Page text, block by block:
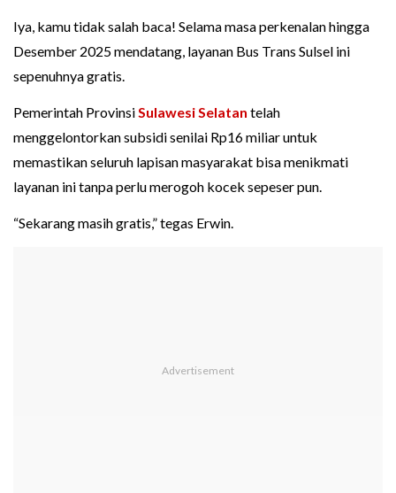
Iya, kamu tidak salah baca! Selama masa perkenalan hingga
Desember 2025 mendatang, layanan Bus Trans Sulsel ini
sepenuhnya gratis.
Pemerintah ProvinsiSulawesi Selatan telah
menggelontorkan subsidi senilai Rp16 miliar untuk
memastikan seluruh lapisan masyarakat bisa menikmati
layanan ini tanpa perlu merogoh kocek sepeser pun.
“Sekarang masih gratis,” tegas Erwin.